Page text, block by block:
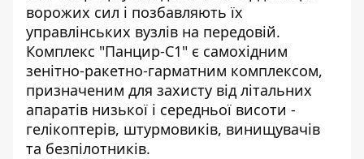
ворожих сил і позбавляють їх
управлінських вузлів на передовій.
Комплекс "Панцир-С1" є самохідним
зенітно-ракетно-гарматним комплексом,
призначеним для захисту від літальних
апаратів низької і середньої висоти -
гелікоптерів, штурмовиків, винищувачів
та безпілотників.